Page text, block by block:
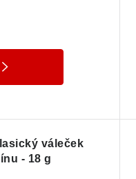
váleček
- 18 g